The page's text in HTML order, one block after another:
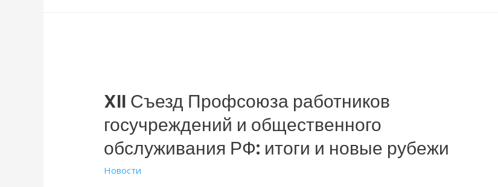
Спас!
XII Съезд Профсоюза работников
госучреждений и общественного
обслуживания РФ: итоги и новые рубежи
Новости